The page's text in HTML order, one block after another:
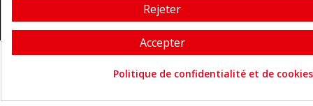
Cuirenstock © 2026 - Une création Quatrys 💙
Rejeter
Accepter
Politique de confidentialité et de cookies